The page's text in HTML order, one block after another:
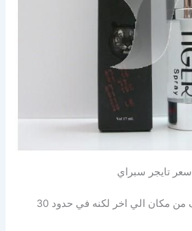
سعر تايجر سبراي
اما عن السعر فهو يختلف من مكان الي اخر لكنه في حدود 30